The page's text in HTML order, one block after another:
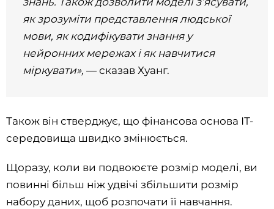
як зрозуміти представлення людської
мови, як кодифікувати знання у
нейронних мережах і як навчитися
міркувати»,— сказав Хуанг.
Також він стверджує, що фінансова основа ІТ-
середовища швидко змінюється.
Щоразу, коли ви подвоюєте розмір моделі, ви
повинні більш ніж удвічі збільшити розмір
набору даних, щоб розпочати її навчання.